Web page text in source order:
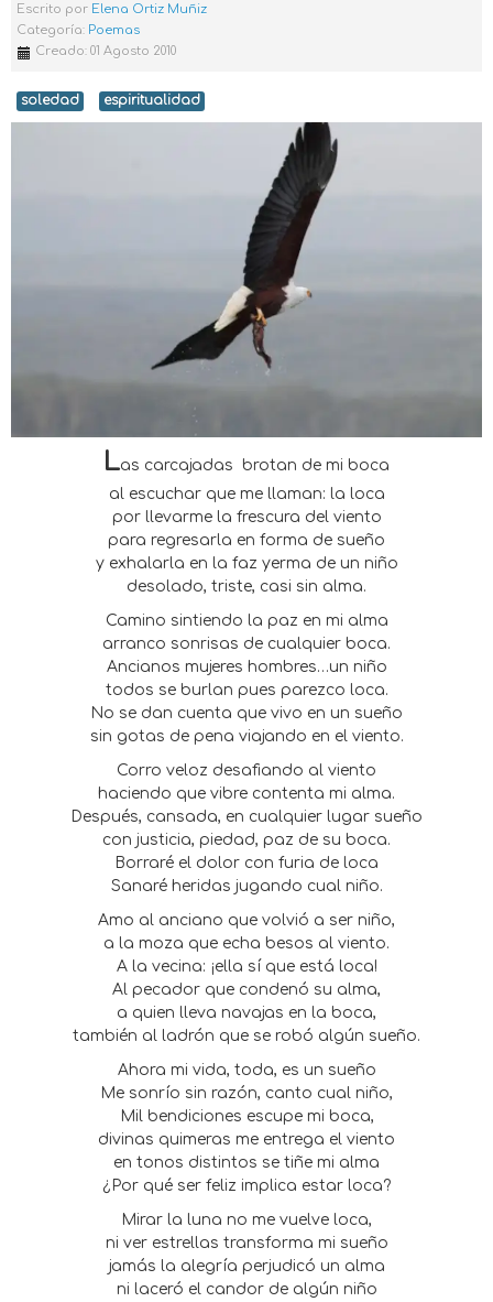
Escrito por Elena Ortiz Muñiz
Categoría: Poemas
Creado: 01 Agosto 2010
soledad espiritualidad
Las carcajadas
brotan de mi boca
al escuchar que me llaman: la loca
por llevarme la frescura del viento
para regresarla en forma de sueño
y exhalarla en la faz yerma de un niño
desolado, triste, casi sin alma.
Camino sintiendo la paz en mi alma
arranco sonrisas de cualquier boca.
Ancianos mujeres hombres…un niño
todos se burlan pues parezco loca.
No se dan cuenta que vivo en un sueño
sin gotas de pena viajando en el viento.
Corro veloz desafiando al viento
haciendo que vibre contenta mi alma.
Después, cansada, en cualquier lugar sueño
con justicia, piedad, paz de su boca.
Borraré el dolor con furia de loca
Sanaré heridas jugando cual niño.
Amo al anciano que volvió a ser niño,
a la moza que echa besos al viento.
A la vecina: ¡ella sí que está loca!
Al pecador que condenó su alma,
a quien lleva navajas en la boca,
también al ladrón que se robó algún sueño.
Ahora mi vida, toda, es un sueño
Me sonrío sin razón, canto cual niño,
Mil bendiciones escupe mi boca,
divinas quimeras me entrega el viento
en tonos distintos se tiñe mi alma
¿Por qué ser feliz implica estar loca?
Mirar la luna no me vuelve loca,
ni ver estrellas transforma mi sueño
jamás la alegría perjudicó un alma
ni laceró el candor de algún niño